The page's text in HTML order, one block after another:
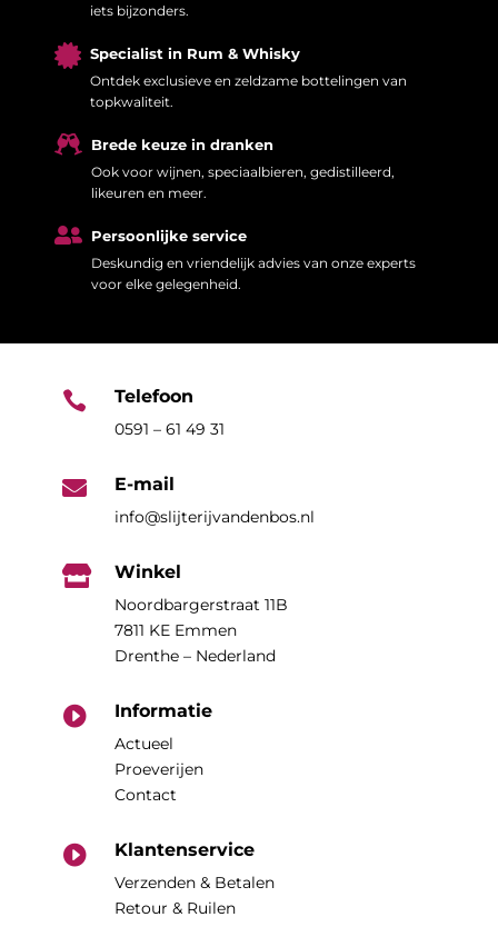
iets bijzonders.
 Specialist in Rum & Whisky
Ontdek exclusieve en zeldzame bottelingen van
topkwaliteit.
 Brede keuze in dranken
Ook voor wijnen, speciaalbieren, gedistilleerd,
likeuren en meer.
 Persoonlijke service
Deskundig en vriendelijk advies van onze experts
voor elke gelegenheid.
 Telefoon
0591 – 61 49 31
 E-mail
info@slijterijvandenbos.nl
 Winkel
Noordbargerstraat 11B
7811 KE Emmen
Drenthe – Nederland
 Informatie
Actueel
Proeverijen
Contact
 Klantenservice
Verzenden & Betalen
Retour & Ruilen